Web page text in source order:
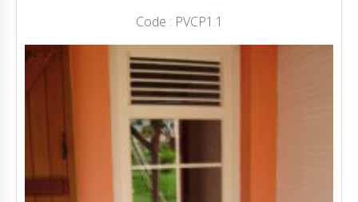
Code : PVCP1.1